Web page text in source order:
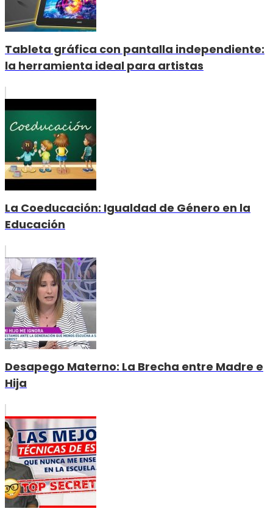
Tableta gráfica con pantalla independiente:
la herramienta ideal para artistas
La Coeducación: Igualdad de Género en la
Educación
Desapego Materno: La Brecha entre Madre e
Hija